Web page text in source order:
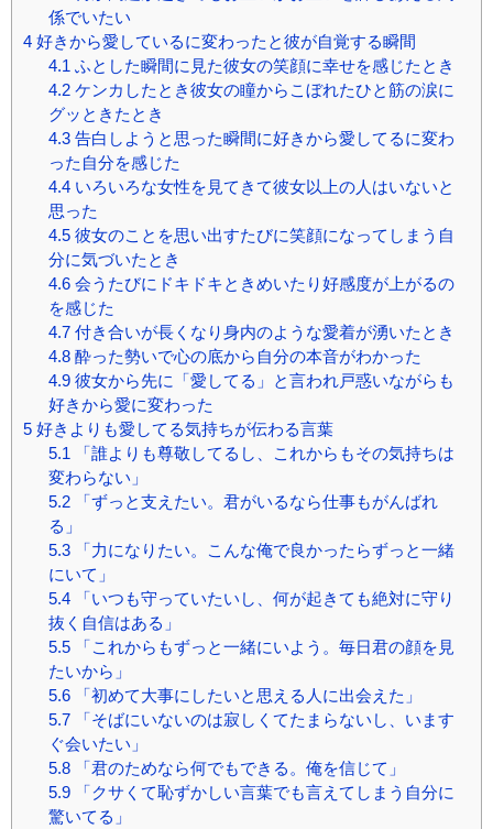
係でいたい
4 好きから愛しているに変わったと彼が自覚する瞬間
4.1 ふとした瞬間に見た彼女の笑顔に幸せを感じたとき
4.2ケンカしたとき彼女の瞳からこぼれたひと筋の涙に
グッときたとき
4.3告白しようと思った瞬間に好きから愛してるに変わ
った自分を感じた
4.4いろいろな女性を見てきて彼女以上の人はいないと
思った
4.5彼女のことを思い出すたびに笑顔になってしまう自
分に気づいたとき
4.6会うたびにドキドキときめいたり好感度が上がるの
を感じた
4.7付き合いが長くなり身内のような愛着が湧いたとき
4.8酔った勢いで心の底から自分の本音がわかった
4.9彼女から先に「愛してる」と言われ戸惑いながらも
好きから愛に変わった
5 好きよりも愛してる気持ちが伝わる言葉
5.1 「誰よりも尊敬してるし、これからもその気持ちは
変わらない」
5.2「ずっと支えたい。君がいるなら仕事もがんばれ
る」
5.3「力になりたい。こんな俺で良かったらずっと一緒
にいて」
5.4「いつも守っていたいし、何が起きても絶対に守り
抜く自信はある」
5.5「これからもずっと一緒にいよう。毎日君の顔を見
たいから」
5.6「初めて大事にしたいと思える人に出会えた」
5.7「そばにいないのは寂しくてたまらないし、います
ぐ会いたい」
5.8「君のためなら何でもできる。俺を信じて」
5.9「クサくて恥ずかしい言葉でも言えてしまう自分に
驚いてる」